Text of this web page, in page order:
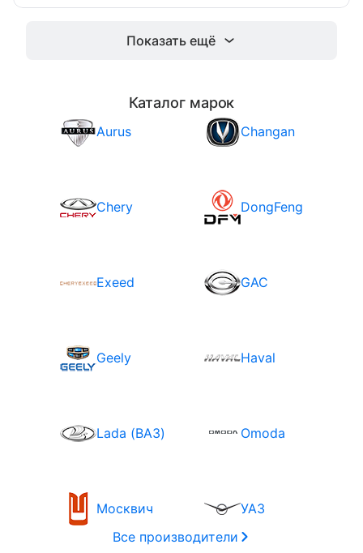
Показать ещё
Каталог марок
Aurus Changan
Chery DongFeng
Exeed GAC
Geely Haval
Lada (ВАЗ) Omoda
Москвич
УАЗ
Все производители